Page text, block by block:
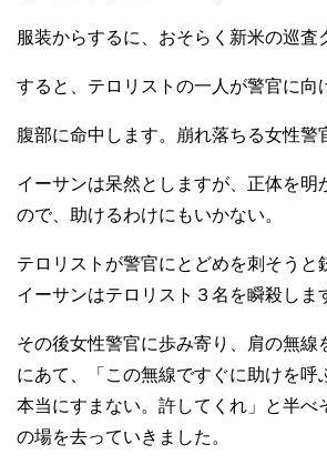
服装からするに、おそらく新米の巡査
すると、テロリストの一人が警官に向
腹部に命中します。崩れ落ちる女性警
イーサンは呆然としますが、正体を明
ので、助けるわけにもいかない。
テロリストが警官にとどめを刺そうと
イーサンはテロリスト３名を瞬殺しま
その後女性警官に歩み寄り、肩の無線
にあて、「この無線ですぐに助けを呼
本当にすまない。許してくれ」と半べ
の場を去っていきました。